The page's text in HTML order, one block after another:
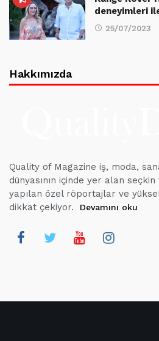
deneyimleri
25/07/2023
Hakkımızda
Quality of Magazine iş, moda,
dünyasının içinde yer alan
yapılan özel röportajlar ve
dikkat çekiyor.
Devamını oku